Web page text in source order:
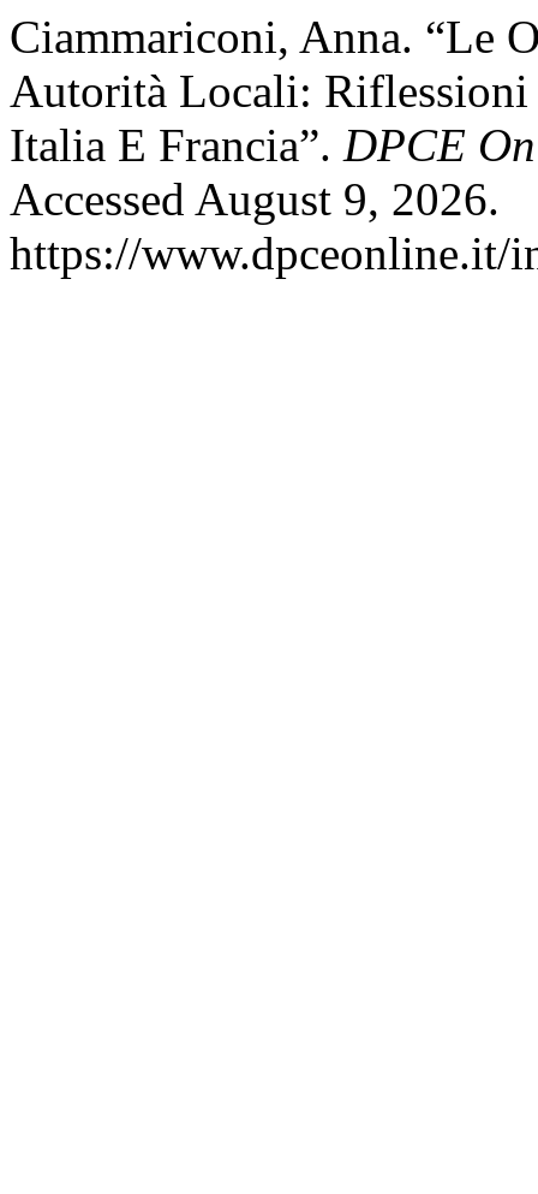
Ciammariconi, Anna. “Le
Autorità Locali: Riflessioni
Italia E Francia”. DPCE
Accessed August 9, 2026.
https://www.dpceonline.it/